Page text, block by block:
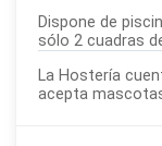
Dispone de
sólo 2 cuadras
La Hostería cuenta con piscina
acepta